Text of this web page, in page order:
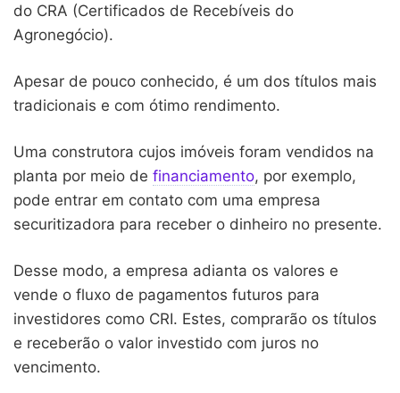
do CRA (Certificados de Recebíveis do
Agronegócio).
Apesar de pouco conhecido, é um dos títulos mais
tradicionais e com ótimo rendimento.
Uma construtora cujos imóveis foram vendidos na
planta por meio de financiamento, por exemplo,
pode entrar em contato com uma empresa
securitizadora para receber o dinheiro no presente.
Desse modo, a empresa adianta os valores e
vende o fluxo de pagamentos futuros para
investidores como CRI. Estes, comprarão os títulos
e receberão o valor investido com juros no
vencimento.